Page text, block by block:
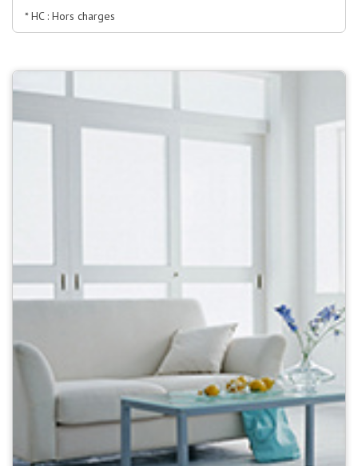
* HC : Hors charges